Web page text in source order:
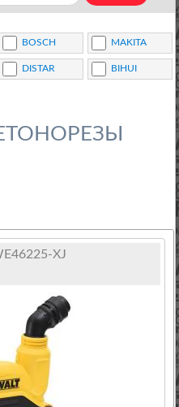
BOSCH MAKITA
DISTAR BIHUI
XJ